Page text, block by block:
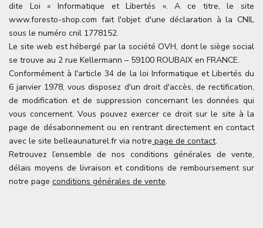
dite Loi « Informatique et Libertés ». A ce titre, le site
www.foresto-shop.com fait l'objet d'une déclaration à la CNIL
sous le numéro cnil 1778152.
Le site web est hébergé par la société OVH, dont le siège social
se trouve au 2 rue Kellermann – 59100 ROUBAIX en FRANCE.
Conformément à l'article 34 de la loi Informatique et Libertés du
6 janvier 1978, vous disposez d'un droit d'accès, de rectification,
de modification et de suppression concernant les données qui
vous concernent. Vous pouvez exercer ce droit sur le site à la
page de désabonnement ou en rentrant directement en contact
avec le site belleaunaturel.fr via notre page de contact.
Retrouvez l’ensemble de nos conditions générales de vente,
délais moyens de livraison et conditions de remboursement sur
notre page conditions générales de vente.